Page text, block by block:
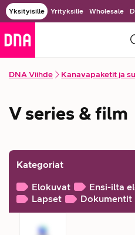
Yksityisille Yrityksille Wholesale
DNA Viihde Kanavapaketit ja
V series & film
Kategoriat
Elokuvat
Ensi-ilta
Lapset
Dokumentit